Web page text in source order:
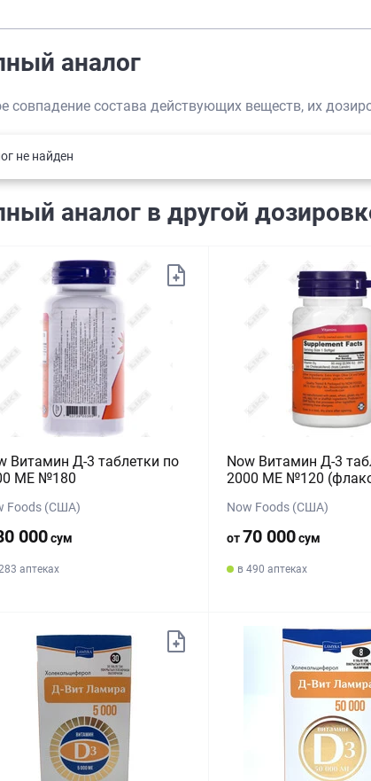
аналог
совпадение состава действующих веществ, их
не найден
аналог в другой
Витамин Д-3 таблетки по
МЕ №180
Foods (США)
000сум
аптеках
Now Витамин Д-3
2000 МЕ №120
Now Foods (США)
от70 000сум
в 490 аптеках